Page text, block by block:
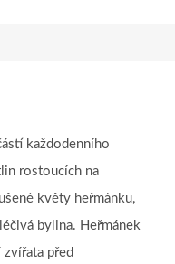
každodenního
rostoucích na
květy heřmánku,
bylina. Heřmánek
zvířata před